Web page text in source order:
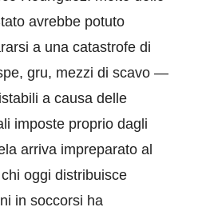
avrebbe potuto
a una catastrofe di
gru, mezzi di scavo —
a causa delle
imposte proprio dagli
arriva impreparato al
oggi distribuisce
in soccorsi ha